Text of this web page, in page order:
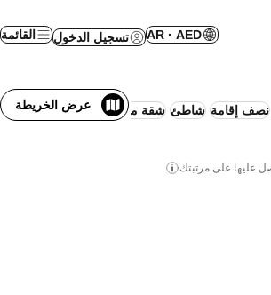
AR · AED تسجيل الدخول القائمة
نصف إقامة شاطئ شقة متكاملة الخدمات منتجع
عرض الخريطة
عليها على مرتبتك